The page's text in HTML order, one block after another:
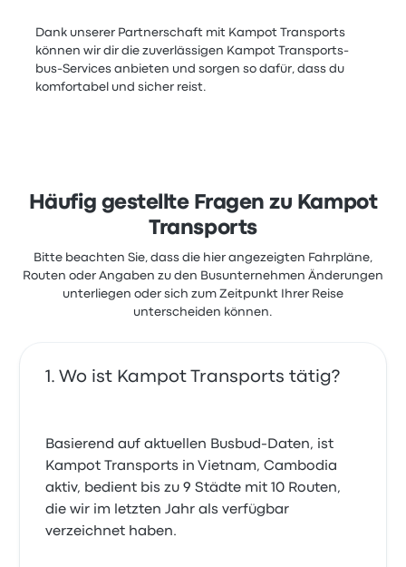
Dank unserer Partnerschaft mit Kampot Transports
können wir dir die zuverlässigen Kampot Transports-
bus-Services anbieten und sorgen so dafür, dass du
komfortabel und sicher reist.
Häufig gestellte Fragen zu Kampot
Transports
Bitte beachten Sie, dass die hier angezeigten Fahrpläne,
Routen oder Angaben zu den Busunternehmen Änderungen
unterliegen oder sich zum Zeitpunkt Ihrer Reise
unterscheiden können.
Wo ist Kampot Transports tätig?
Basierend auf aktuellen Busbud-Daten, ist
Kampot Transports in Vietnam, Cambodia
aktiv, bedient bis zu 9 Städte mit 10 Routen,
die wir im letzten Jahr als verfügbar
verzeichnet haben.